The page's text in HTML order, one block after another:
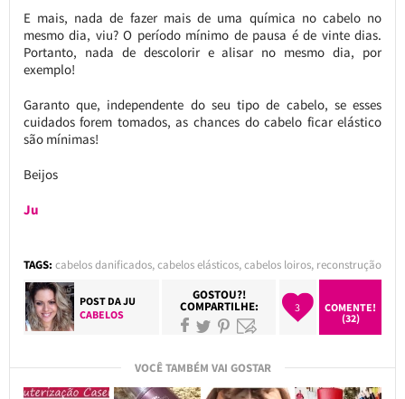
E mais, nada de fazer mais de uma química no cabelo no
mesmo dia, viu? O período mínimo de pausa é de vinte dias.
Portanto, nada de descolorir e alisar no mesmo dia, por
exemplo!
Garanto que, independente do seu tipo de cabelo, se esses
cuidados forem tomados, as chances do cabelo ficar elástico
são mínimas!
Beijos
Ju
TAGS: cabelos danificados,cabelos elásticos,cabelos loiros, reconstrução
POST DAJU
CABELOS
GOSTOU?!
COMPARTILHE: 3
COMENTE!
(32)
VOCÊ TAMBÉM VAI GOSTAR